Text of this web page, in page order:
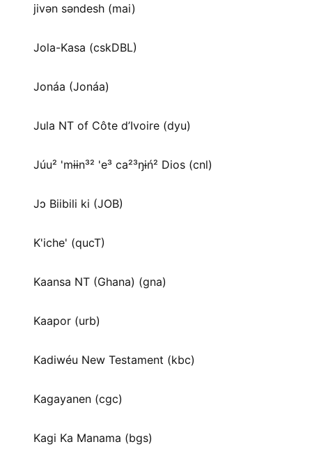
jivən səndesh (mai)
Jola-Kasa (cskDBL)
Jonáa (Jonáa)
Jula NT of Côte d’Ivoire (dyu)
Júu² 'mɨɨn³² 'e³ ca²³ŋɨń² Dios (cnl)
Jɔ Biibili ki (JOB)
K'iche' (qucT)
Kaansa NT (Ghana) (gna)
Kaapor (urb)
Kadiwéu New Testament (kbc)
Kagayanen (cgc)
Kagi Ka Manama (bgs)